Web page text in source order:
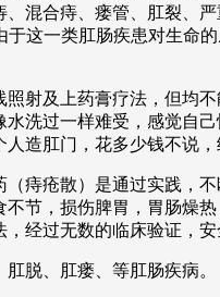
混合痔、瘘管、肛裂、
这一类肛肠疾患对生
射及上药膏疗法，但均
洗过一样难受，感觉自
造肛门，花多少钱不说
痔疮散）是通过实践，
节，损伤脾胃，胃肠燥
经过无数的临床验证，安
肛脱、肛瘘、等肛肠疾病